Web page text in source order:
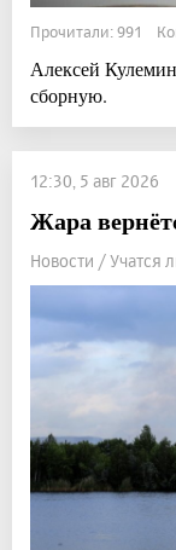
Прочитали: 991
Алексей
сборную.
12:30, 5 авг 2026
Жара
Новости / Учатся